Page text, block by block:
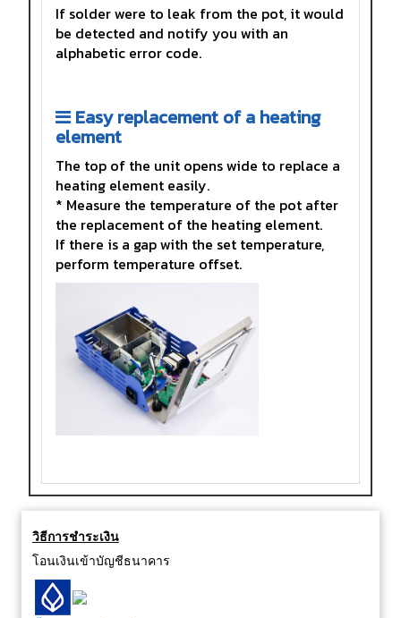
If solder were to leak from the pot, it would
be detected and notify you with an
alphabetic error code.
Easy replacement of a heating
element
The top of the unit opens wide to replace a
heating element easily.
* Measure the temperature of the pot after
the replacement of the heating element.
If there is a gap with the set temperature,
perform temperature offset.
วิธีการชำระเงิน
โอนเงินเข้าบัญชีธนาคาร